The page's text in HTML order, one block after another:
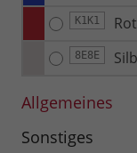
K1K1
8E8E
Allgemeines
Sonstiges